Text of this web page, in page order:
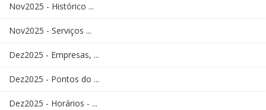
Nov2025 - Histórico ...
Nov2025 - Serviços ...
Dez2025 - Empresas, ...
Dez2025 - Pontos do ...
Dez2025 - Horários - ...